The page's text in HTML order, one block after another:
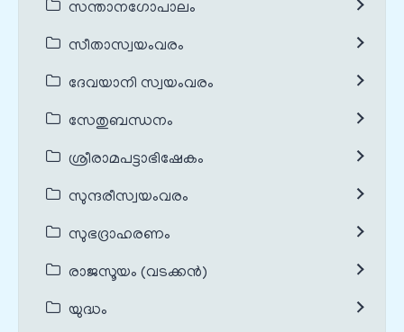
സന്താനഗോപാലം
സീതാസ്വയംവരം
ദേവയാനി സ്വയംവരം
സേതുബന്ധനം
ശ്രീരാമപട്ടാഭിഷേകം
സുന്ദരീസ്വയംവരം
സുഭദ്രാഹരണം
രാജസൂയം (വടക്കൻ)
യുദ്ധം